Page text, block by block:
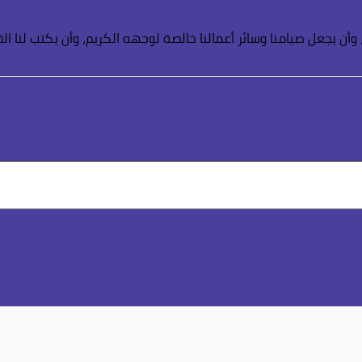
يجعل صيامنا وسائر أعمالنا خالصة لوجهه الكريم، وأن يكتب لنا